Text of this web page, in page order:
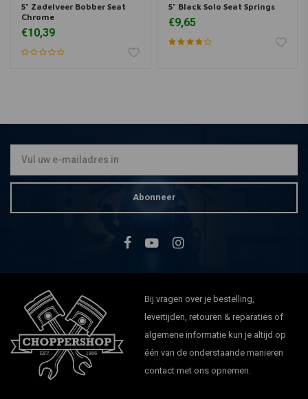
5" Zadelveer Bobber Seat
Chrome
€10,39
5" Black Solo Seat Springs
€9,65
Abonneer
Bij vragen over je bestelling,
levertijden, retouren & reparaties of
algemene informatie kun je altijd op
één van de onderstaande manieren
contact met ons opnemen.